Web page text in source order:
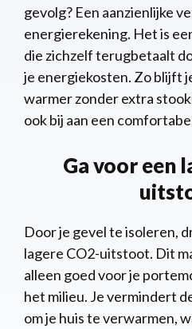
gevolg? Een aanzienlijke
energierekening. Het is
die zichzelf terugbetaalt
je energiekosten. Zo blijft
warmer zonder extra
ook bij aan een
Ga voor een
Door je gevel te isoleren,
lagere CO2-uitstoot. Dit
alleen goed voor je
het milieu. Je vermindert
om je huis te verwarmen,